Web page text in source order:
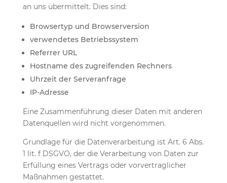
an uns übermittelt. Dies sind:
Browsertyp und Browserversion
verwendetes Betriebssystem
Referrer URL
Hostname des zugreifenden Rechners
Uhrzeit der Serveranfrage
IP-Adresse
Eine Zusammenführung dieser Daten mit anderen
Datenquellen wird nicht vorgenommen.
Grundlage für die Datenverarbeitung ist Art. 6 Abs.
1 lit. f DSGVO, der die Verarbeitung von Daten zur
Erfüllung eines Vertrags oder vorvertraglicher
Maßnahmen gestattet.